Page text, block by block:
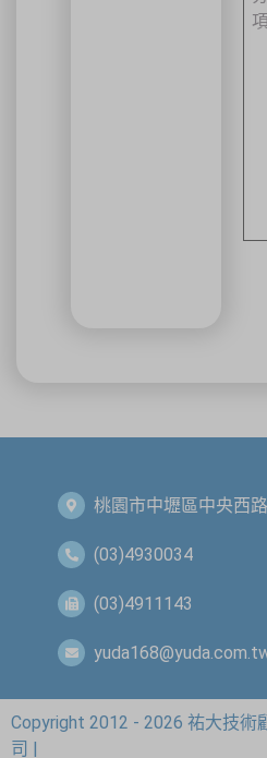
桃園市中壢區中央西
(03)4930034
(03)4911143
Copyright 2012 - 2026 祐大技術
司 |
關閉